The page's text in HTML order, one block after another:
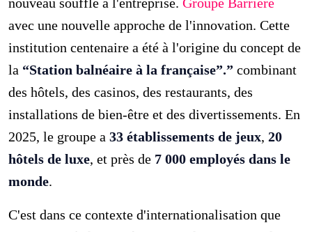
avec une nouvelle approche de l'innovation. Cette
institution centenaire a été à l'origine du concept de
la “Station balnéaire à la française”.” combinant
des hôtels, des casinos, des restaurants, des
installations de bien-être et des divertissements. En
2025, le groupe a33 établissements de jeux,20
hôtels de luxe, et près de 7 000 employés dans le
monde.
C'est dans ce contexte d'internationalisation que